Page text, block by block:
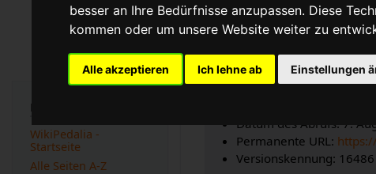
besser an Ihre Bedürfnisse anzupassen. Diese
kommen oder um unsere Website weiter zu
Alle akzeptieren Ich lehne ab Einstellungen
Bibliografische
Seitentitel: JIS
Autor(en): WikiPedalia-
Herausgeber:
Datum des Abrufs: 7.
Permanente URL:
Versionskennung: 16486
Navigation
WikiPedalia -
Startseite
Alle Seiten A-Z